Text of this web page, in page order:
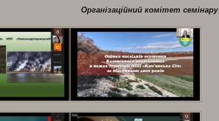
Організаційний комітет семінару